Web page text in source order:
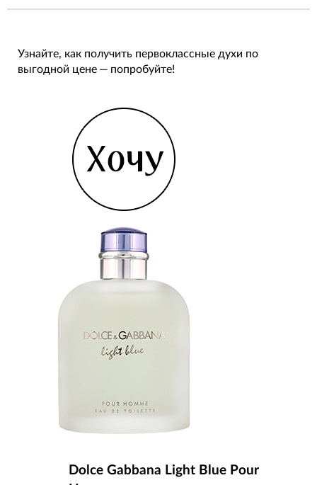
Узнайте, как получить первоклассные духи по
выгодной цене — попробуйте!
Dolce Gabbana Light Blue Pour